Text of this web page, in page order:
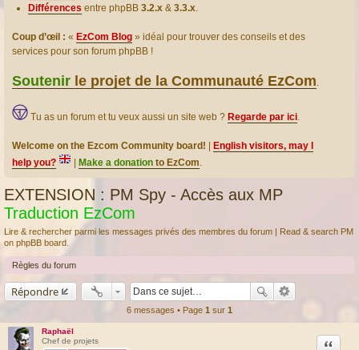
Différences entre phpBB 3.2.x & 3.3.x.
Coup d’œil : « EzCom Blog » idéal pour trouver des conseils et des
services pour son forum phpBB !
Soutenir le projet de la Communauté EzCom.
Tu as un forum et tu veux aussi un site web ? Regarde par ici.
Welcome on the Ezcom Community board!
English visitors, may I
help you?
Make a donation to EzCom.
EXTENSION : PM Spy - Accès aux MP
Traduction EzCom
Lire & rechercher parmi les messages privés des membres du forum | Read & search PM
on phpBB board.
Règles du forum
Répondre
6 messages • Page 1 sur 1
Raphaël
Chef de projets
Citation